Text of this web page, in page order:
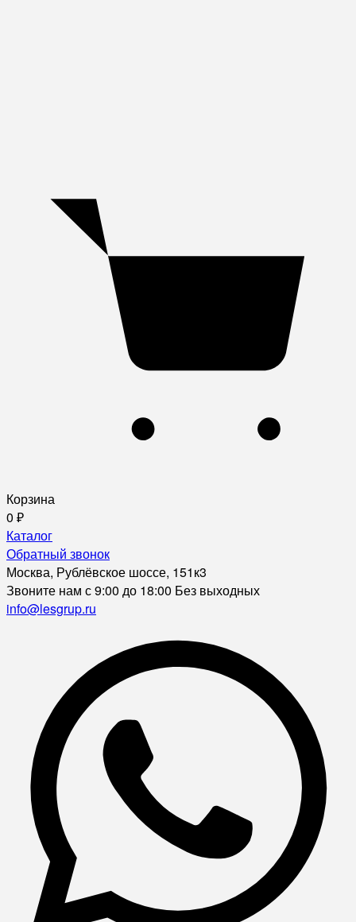
Корзина
0 ₽
Каталог
Обратный звонок
Москва, Рублёвское шоссе, 151к3
Звоните нам с 9:00 до 18:00 Без выходных
info@lesgrup.ru